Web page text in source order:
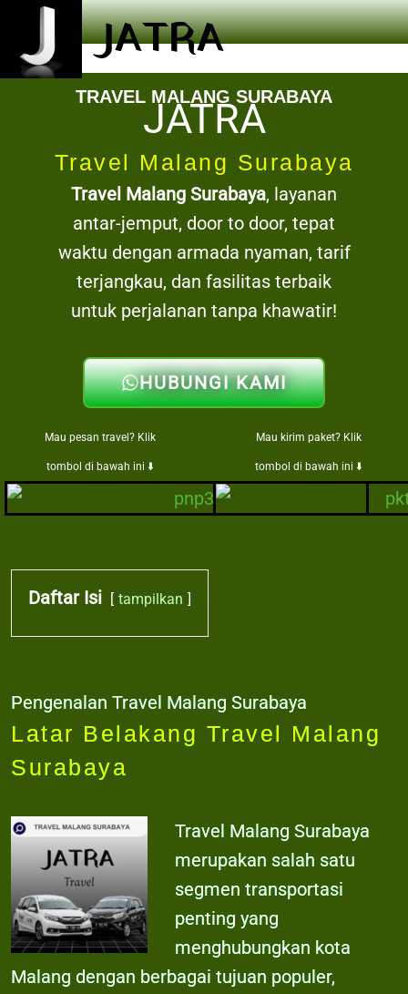
JATRA
TRAVEL MALANG SURABAYA
JATRA
Travel Malang Surabaya
Travel Malang Surabaya, layanan
antar-jemput, door to door, tepat
waktu dengan armada nyaman, tarif
terjangkau, dan fasilitas terbaik
untuk perjalanan tanpa khawatir!
HUBUNGI KAMI
Mau pesan travel? Klik
tombol di bawah ini ⬇️
Mau kirim paket? Klik
tombol di bawah ini ⬇️
Daftar Isi tampilkan
Pengenalan Travel Malang Surabaya
Latar Belakang Travel Malang
Surabaya
Travel Malang Surabaya
merupakan salah satu
segmen transportasi
penting yang
menghubungkan kota
Malang dengan berbagai tujuan populer,